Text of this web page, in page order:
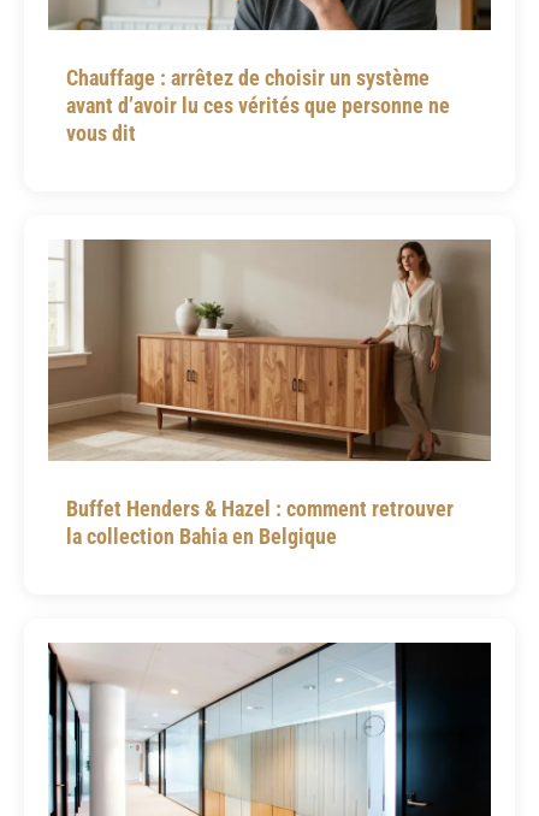
Chauffage : arrêtez de choisir un système
avant d’avoir lu ces vérités que personne ne
vous dit
Buffet Henders & Hazel : comment retrouver
la collection Bahia en Belgique